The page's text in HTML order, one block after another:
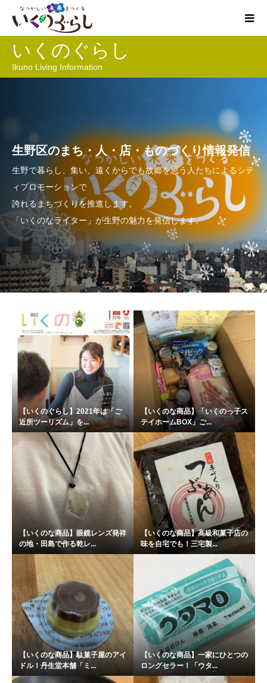
いくのぐらし
Ikuno Living Information
生野区のまち・人・店・ものづくり情報発信
生野で暮らし、集い、遠くからでも故郷を思う人たちによるシテ
ィプロモーションで
誇れるまちづくりを推進します。
「いくのなライター」が生野の魅力を発信します。
【いくのぐらし】2021年は「ご
近所ツーリズム」を...
【いくのな商品】「いくのっ子ス
テイホームBOX」ご...
【いくのな商品】眼鏡レンズ発祥
の地・田島で作る乾レ...
【いくのな商品】高級和菓子店の
味を自宅でも！三宅製...
【いくのな商品】駄菓子屋のアイ
ドル！丹生堂本舗「ミ...
【いくのな商品】一家にひとつの
ロングセラー！「ウタ...